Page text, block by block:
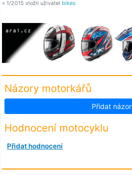
» 1/2015 vložil uživatel bikes
Názory motorkářů
Přidat názor
Hodnocení motocyklu
Přidat hodnocení